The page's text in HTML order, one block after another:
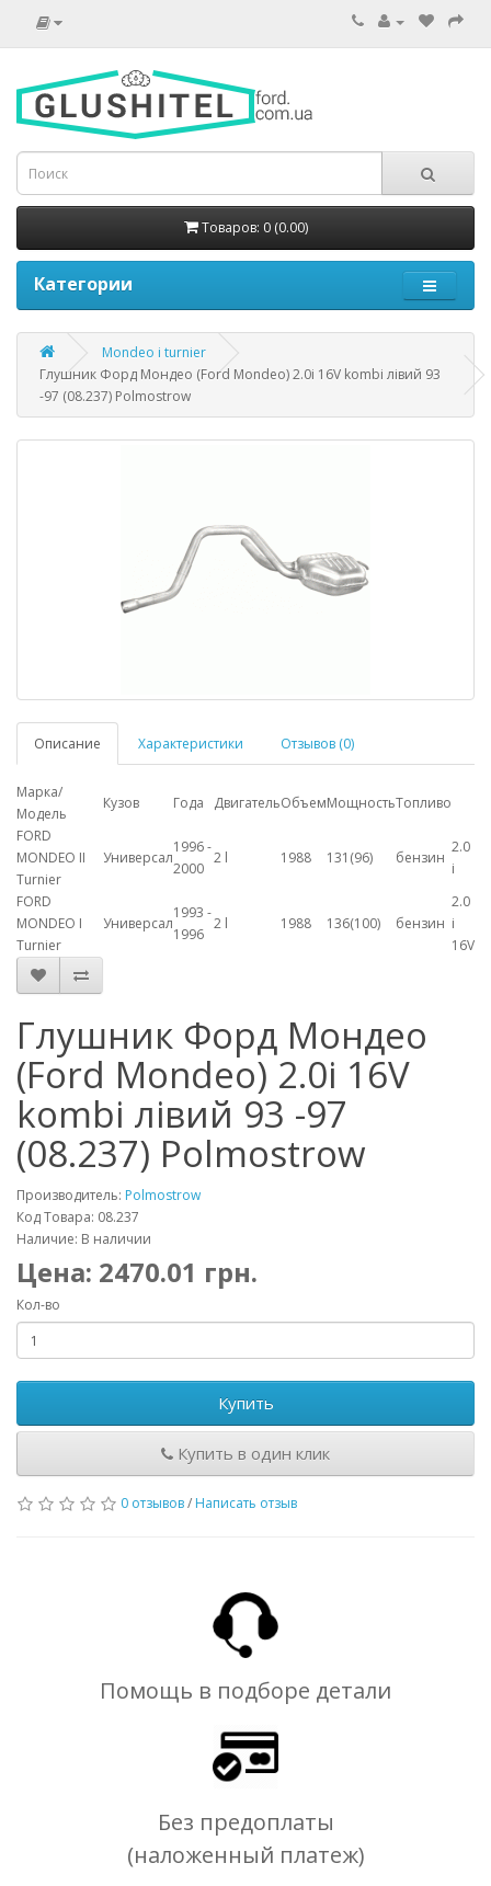
Товаров: 0 (0.00)
Категории
Mondeo i turnier
Глушник Форд Мондео (Ford Mondeo) 2.0i 16V kombi лівий 93
-97 (08.237) Polmostrow
Описание Характеристики Отзывов (0)
Марка/
Модель
Кузов Года ДвигательОбъемМощностьТопливо
FORD
MONDEO II
Turnier
Универсал
1996 -
2000
2 l 1988 131(96) бензин
2.0
i
FORD
MONDEO I
Turnier
Универсал
1993 -
1996
2 l 1988 136(100) бензин
2.0
i
16V
Глушник Форд Мондео
(Ford Mondeo) 2.0i 16V
kombi лівий 93 -97
(08.237) Polmostrow
Производитель: Polmostrow
Код Товара: 08.237
Наличие: В наличии
Цена: 2470.01 грн.
Кол-во
Купить
Купить в один клик
0 отзывов/ Написать отзыв
Помощь в подборе детали
Без предоплаты
(наложенный платеж)